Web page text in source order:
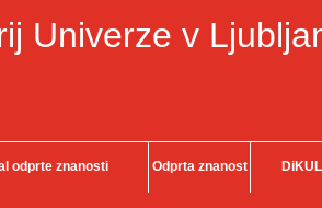
Univerze v
odprte znanosti Odprta znanost DiKUL